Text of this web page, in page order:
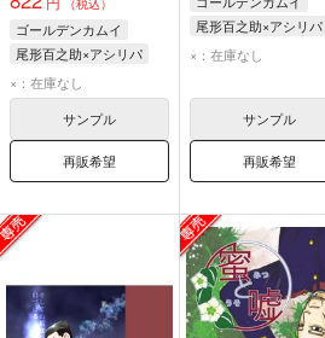
（税込）
ゴールデンカムイ
尾形百之助×アシリパ
尾形百之助
×：在庫なし
サンプル
再販希望
尾形百之助×アシリパ
尾形百之助
×：在庫なし
サンプル
再販希望